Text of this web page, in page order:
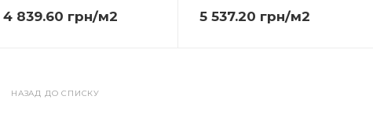
4 839.60 грн/м2 5 537.20 грн/м2
НАЗАД ДО СПИСКУ